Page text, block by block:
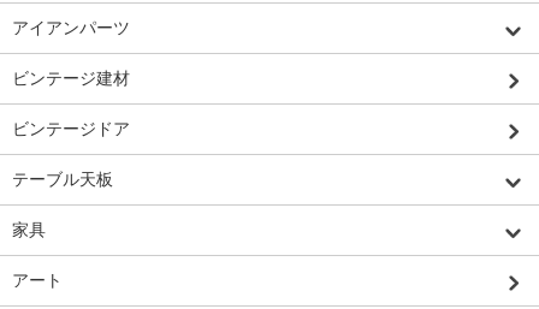
アイアンパーツ
ビンテージ建材
ビンテージドア
テーブル天板
家具
アート